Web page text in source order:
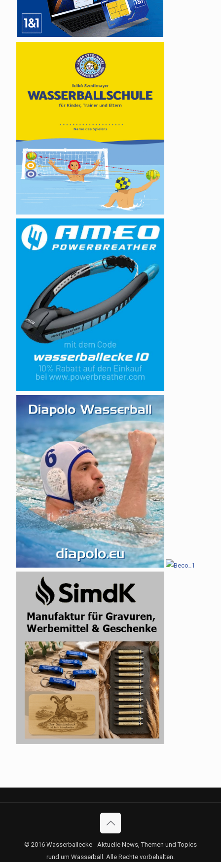
© 2016 Wasserballecke - Aktuelle News, Themen und Topics
rund um Wasserball. Alle Rechte vorbehalten.